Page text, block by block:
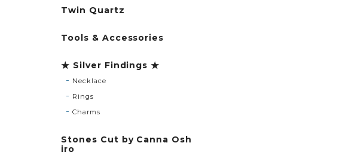
Twin Quartz
Tools & Accessories
★ Silver Findings ★
Necklace
Rings
Charms
Stones Cut by Canna Osh
iro